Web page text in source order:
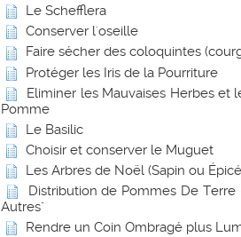
Le Schefflera
Conserver l'oseille
Faire sécher des coloquintes
Protéger les Iris de la Pourriture
Eliminer les Mauvaises Herbes et
Pomme
Le Basilic
Choisir et conserver le Muguet
Les Arbres de Noël (Sapin ou
Distribution de Pommes De
Autres"
Rendre un Coin Ombragé plus